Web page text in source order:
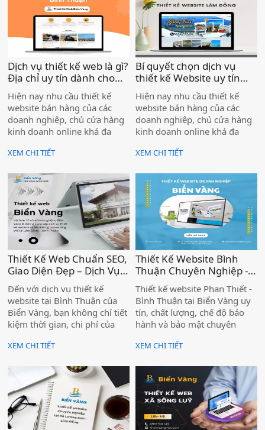
Dịch vụ thiết kế web là gì?
Địa chỉ uy tín dành cho
bạn )
Hiện nay nhu cầu thiết kế
website bán hàng của các
doanh nghiệp, chủ cửa hàng
kinh doanh online khá đa
một trang web bằng chính
doanh nghiệp lựa chọn việc
thuê các đơn vị thiết kế
website uy tín trọn gói để tối
ưu lợi ích và chi phí.
XEM CHI TIẾT
Bí quyết chọn dịch vụ
thiết kế Website uy tín
cho doanh nghiệp )
Hiện nay nhu cầu thiết kế
website bán hàng của các
doanh nghiệp, chủ cửa hàng
kinh doanh online khá đa
một trang web bằng chính
doanh nghiệp lựa chọn việc
thuê các đơn vị thiết kế
website uy tín trọn gói để tối
ưu lợi ích và chi phí.
XEM CHI TIẾT
Thiết Kế Web Chuẩn SEO,
Giao Diện Đẹp – Dịch Vụ
Biển Vàng Bình Thuận )
Đến với dịch vụ thiết kế
website tại Bình Thuận của
Biển Vàng, bạn không chỉ tiết
kiệm thời gian, chi phí của
được những website chất
nhất.
XEM CHI TIẾT
Thiết Kế Website Bình
Thuận Chuyên Nghiệp -
Biển Vàng Tối Ưu Chuẩn
SEO )
Thiết kế website Phan Thiết -
Bình Thuận tại Biển Vàng uy
tín, chất lượng, chế độ bảo
hành và bảo mật chuyên
website đầy đủ, mang tính
từng ngành cụ thể.
XEM CHI TIẾT